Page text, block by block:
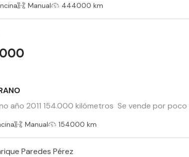
Manual 444000 km
año 2011 154.000 kilómetros Se vende por
Manual 154000 km
Paredes Pérez